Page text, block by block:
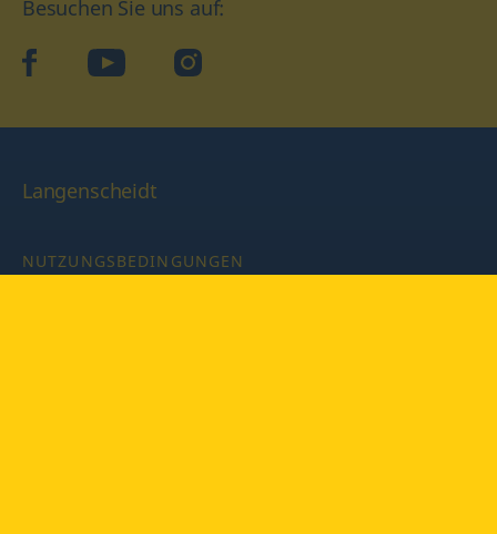
Besuchen Sie uns auf:
facebookYouTube Instagram
Langenscheidt
NUTZUNGSBEDINGUNGEN